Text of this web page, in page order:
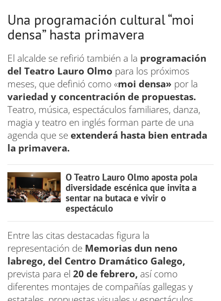
Una programación cultural “moi
densa” hasta primavera
El alcalde se refirió también a la programación
del Teatro Lauro Olmo para los próximos
meses, que definió como «moi densa» por la
variedad y concentración de propuestas.
Teatro, música, espectáculos familiares, danza,
magia y teatro en inglés forman parte de una
agenda que se extenderá hasta bien entrada
la primavera.
O Teatro Lauro Olmo aposta pola
diversidade escénica que invita a
sentar na butaca e vivir o
espectáculo
Entre las citas destacadas figura la
representación de Memorias dun neno
labrego, del Centro Dramático Galego,
prevista para el 20 de febrero, así como
diferentes montajes de compañías gallegas y